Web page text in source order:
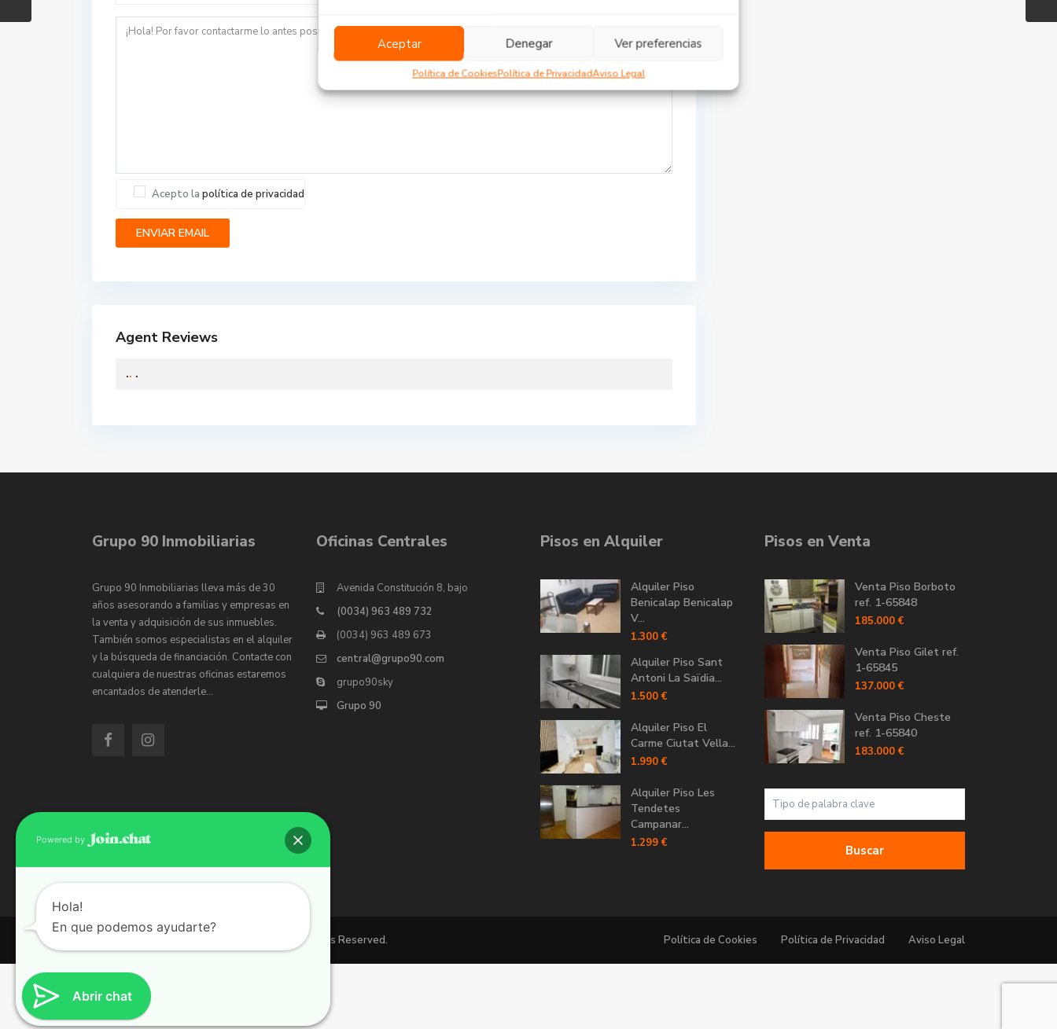
Aceptar Denegar Ver preferencias
Política de CookiesPolítica de PrivacidadAviso Legal
Acepto la política de privacidad
Agent Reviews
.. .
Grupo 90 Inmobiliarias
Grupo 90 Inmobiliarias lleva más de 30
años asesorando a familias y empresas en
la venta y adquisición de sus inmuebles.
También somos especialistas en el alquiler
y la búsqueda de financiación. Contacte con
cualquiera de nuestras oficinas estaremos
encantados de atenderle…
Oficinas Centrales
Avenida Constitución 8, bajo
(0034) 963 489 732
(0034) 963 489 673
central@grupo90.com
grupo90sky
Grupo 90
Pisos en Alquiler
Alquiler Piso
Benicalap Benicalap
V...
1.300 €
Alquiler Piso Sant
Antoni La Saïdia...
1.500 €
Alquiler Piso El
Carme Ciutat Vella...
1.990 €
Alquiler Piso Les
Tendetes
Campanar...
1.299 €
Pisos en Venta
Venta Piso Borboto
ref. 1-65848
185.000 €
Venta Piso Gilet ref.
1-65845
137.000 €
Venta Piso Cheste
ref. 1-65840
183.000 €
Buscar
Copyright 2026 | Grupo 90 inmobiliarias. All Rights Reserved. Política de Cookies Política de Privacidad Aviso Legal
Abrir chat
Powered by
Hola!
En que podemos ayudarte?